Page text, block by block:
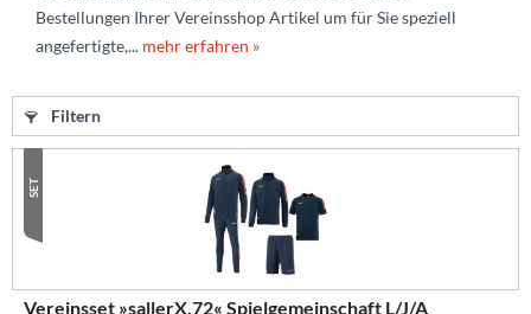
Bestellungen Ihrer Vereinsshop Artikel um für Sie speziell
angefertigte,... mehr erfahren »
Filtern
SET
Vereinsset »sallerX.72« Spielgemeinschaft L/J/A